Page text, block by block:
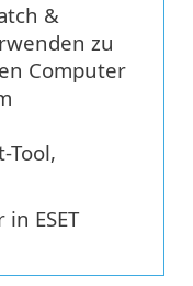
&
zu
Computer
Tool,
ESET